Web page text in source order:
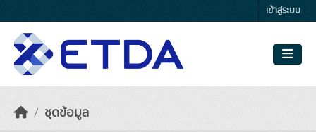
เข้าสู่ระบบ
ชุดข้อมูล